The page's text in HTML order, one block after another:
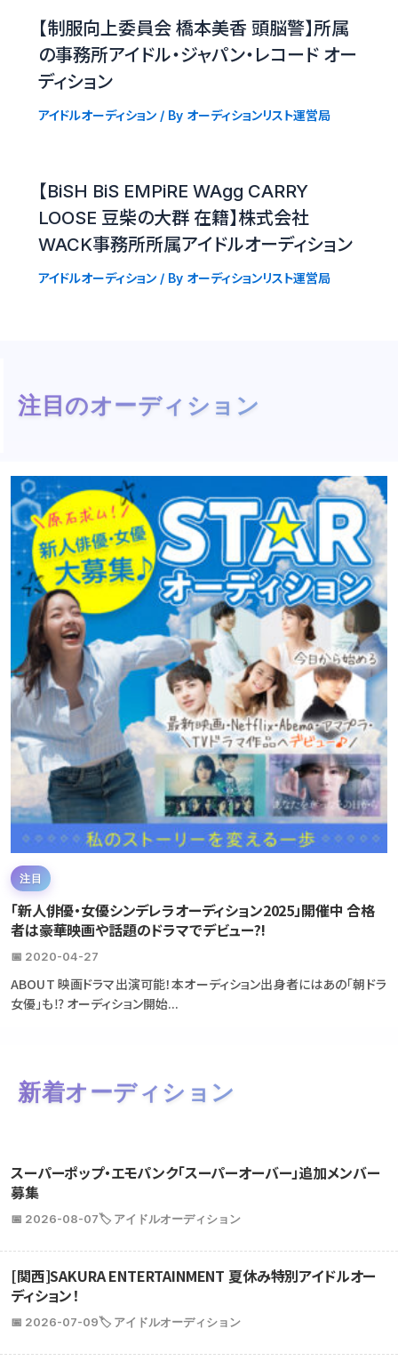
【制服向上委員会 橋本美香 頭脳警】所属
の事務所アイドル・ジャパン・レコード オー
ディション
アイドルオーディション/ By オーディションリスト運営局
【BiSH BiS EMPiRE WAgg CARRY
LOOSE 豆柴の大群 在籍】株式会社
WACK事務所所属アイドルオーディション
アイドルオーディション/ By オーディションリスト運営局
注目のオーディション
注目
「新人俳優・女優シンデレラオーディション2025」開催中 合格
者は豪華映画や話題のドラマでデビュー?!
📅 2020-04-27
ABOUT 映画ドラマ出演可能！本オーディション出身者にはあの「朝ドラ
女優」も⁉ オーディション開始...
新着オーディション
スーパーポップ・エモパンク「スーパーオーバー」追加メンバー
募集
📅 2026-08-07🏷️ アイドルオーディション
[関西]SAKURA ENTERTAINMENT 夏休み特別アイドルオー
ディション！
📅 2026-07-09🏷️ アイドルオーディション